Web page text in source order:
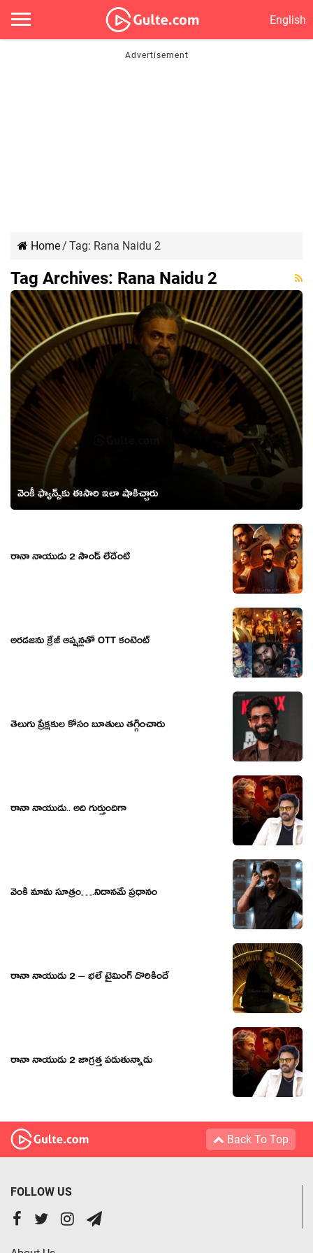
English
Home/ Tag: Rana Naidu 2
Tag Archives: Rana Naidu 2
వెంకీ ఫ్యాన్స్‌కు ఈసారి ఇలా షాకిచ్చారు
రానా నాయుడు 2 సౌండ్ లేదేంటి
అరడజను క్రేజీ ఆప్షన్లతో OTT కంటెంట్
తెలుగు ప్రేక్షకుల కోసం బూతులు తగ్గించారు
రానా నాయుడు.. అది గుర్తుందిగా
వెంకీ మామ సూత్రం….నిదానమే ప్రధానం
రానా నాయుడు 2 – భలే టైమింగ్ దొరికిందే
రానా నాయుడు 2 జాగ్రత్త పడుతున్నాడు
Back To Top
FOLLOW US